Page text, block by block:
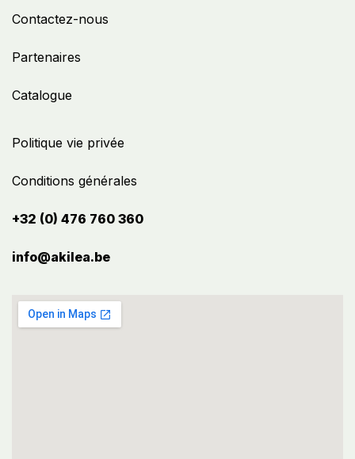
Politique vie privée
Conditions générales
+32 (0) 476 760 360
info@akilea.be​
Contactez-nous
Partenaires
Catalogue